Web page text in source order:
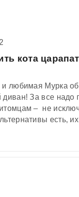
кота
и любимая Мурка
За все надо
– не
есть,